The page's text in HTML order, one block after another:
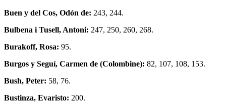
Buen y del Cos, Odón de: 243, 244.
Bulbena i Tusell, Antoni: 247, 250, 260, 268.
Burakoff, Rosa: 95.
Burgos y Seguí, Carmen de (Colombine): 82, 107, 108, 153.
Bush, Peter: 58, 76.
Bustinza, Evaristo: 200.